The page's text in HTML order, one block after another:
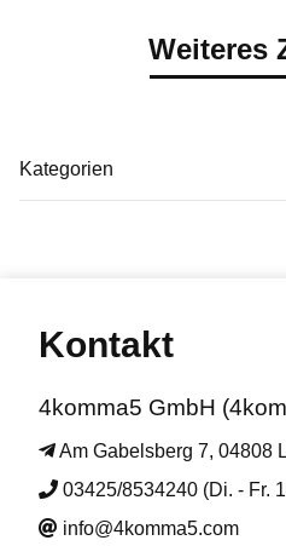
Weiteres
Kategorien
Kontakt
4komma5 GmbH
Am Gabelsberg 7, 04808
03425/8534240 (Di. - Fr.
info@4komma5.com